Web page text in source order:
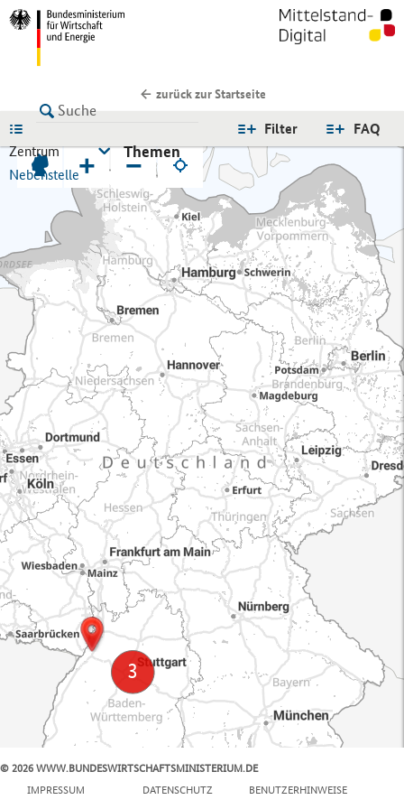
zurück zur Startseite
FAQ
Filter
Zentrum
Nebenstelle
Themen
+ −
© 2026 WWW.BUNDESWIRTSCHAFTSMINISTERIUM.DE
IMPRESSUM
DATENSCHUTZ BENUTZERHINWEISE